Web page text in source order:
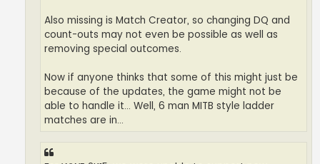
Also missing is Match Creator, so changing DQ and
count-outs may not even be possible as well as
removing special outcomes.
Now if anyone thinks that some of this might just be
because of the updates, the game might not be
able to handle it... Well, 6 man MITB style ladder
matches are in...